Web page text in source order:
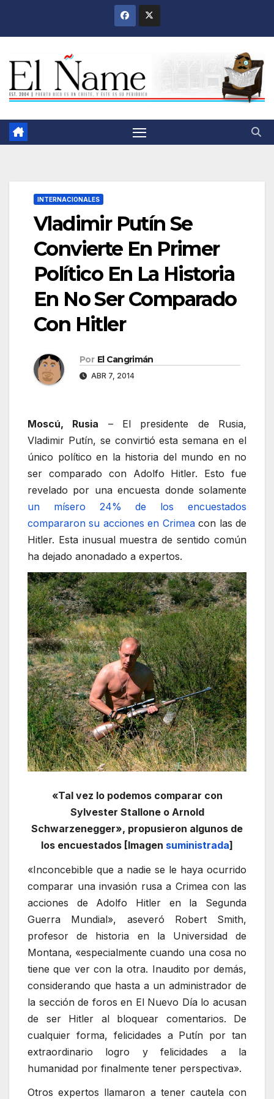
INTERNACIONALES
Vladimir Putín Se
Convierte En Primer
Político En La Historia
En No Ser Comparado
Con Hitler
Por El Cangrimán
ABR 7, 2014
Moscú, Rusia – El presidente de Rusia,
Vladimir Putín, se convirtió esta semana en el
único político en la historia del mundo en no
ser comparado con Adolfo Hitler. Esto fue
revelado por una encuesta donde solamente
un mísero 24% de los encuestados
compararon su acciones en Crimeacon las de
Hitler. Esta inusual muestra de sentido común
ha dejado anonadado a expertos.
«Tal vez lo podemos comparar con
Sylvester Stallone o Arnold
Schwarzenegger», propusieron algunos de
los encuestados [Imagen suministrada]
«Inconcebible que a nadie se le haya ocurrido
comparar una invasión rusa a Crimea con las
acciones de Adolfo Hitler en la Segunda
Guerra Mundial», aseveró Robert Smith,
profesor de historia en la Universidad de
Montana, «especialmente cuando una cosa no
tiene que ver con la otra. Inaudito por demás,
considerando que hasta a un administrador de
la sección de foros en El Nuevo Día lo acusan
de ser Hitler al bloquear comentarios. De
cualquier forma, felicidades a Putín por tan
extraordinario logro y felicidades a la
humanidad por finalmente tener perspectiva».
Otros expertos llamaron a tener cautela con